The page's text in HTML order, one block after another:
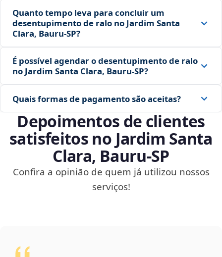
Quanto tempo leva para concluir um
desentupimento de ralo no Jardim Santa
Clara, Bauru‑SP?
É possível agendar o desentupimento de ralo
no Jardim Santa Clara, Bauru‑SP?
Quais formas de pagamento são aceitas?
Depoimentos de clientes
satisfeitos no Jardim Santa
Clara, Bauru‑SP
Confira a opinião de quem já utilizou nossos
serviços!